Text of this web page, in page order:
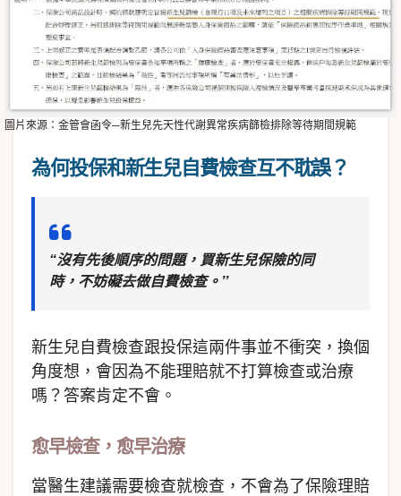
圖片來源：金管會函令─新生兒先天性代謝異常疾病篩檢排除等待期間規範
為何投保和新生兒自費檢查互不耽誤？
“沒有先後順序的問題，買新生兒保險的同
時，不妨礙去做自費檢查。’’
新生兒自費檢查跟投保這兩件事並不衝突，換個
角度想，會因為不能理賠就不打算檢查或治療
嗎？答案肯定不會。
愈早檢查，愈早治療
當醫生建議需要檢查就檢查，不會為了保險理賠